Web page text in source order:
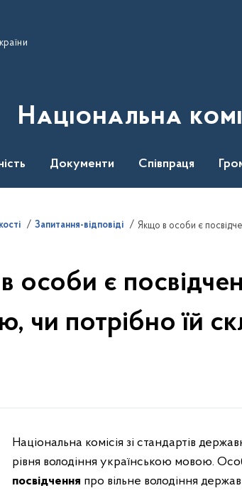
Національна
Документи Співпраця
Запитання-відповіді
особи є
чи потрібно їй
Національна комісія зі стандартів
рівня володіння українською мовою.
посвідчення про вільне володіння